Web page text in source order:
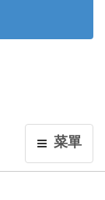
菜單